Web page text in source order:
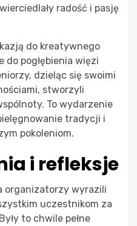
radość i pasję
do kreatywnego
do pogłębienia więzi
dzieląc się swoimi
stworzyli
To wydarzenie
tradycji i
pokoleniom.
i refleksje
organizatorzy wyrazili
uczestnikom za
to chwile pełne